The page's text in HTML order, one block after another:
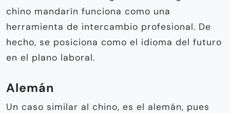
chino mandarín funciona como una
herramienta de intercambio profesional. De
hecho, se posiciona como el idioma del futuro
en el plano laboral.
Alemán
Un caso similar al chino, es el alemán, pues